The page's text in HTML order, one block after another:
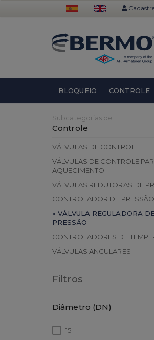
BLOQUEIO CONTROLE
Subcategorias de
Controle
VÁLVULAS DE CONTROLE
VÁLVULAS DE CONTROLE
AQUECIMENTO
VÁLVULAS REDUTORAS DE
CONTROLADOR DE PRESSÃO
» VÁLVULA REGULADORA
PRESSÃO
CONTROLADORES DE
VÁLVULAS ANGULARES
Filtros
Diâmetro (DN)
15